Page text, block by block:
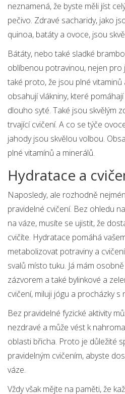
neznamená, že byste měli jíst
pečivo. Zdravé sacharidy, jako
quinoa, batáty a ovoce, jsou
Bátáty, nebo také sladké
oblíbenou potravinou, nejen pro
také proto, že jsou plné
obsahují vlákniny, které
dlouho syté. Také jsou skvělým
trvající cvičení. A co se týče
jahody jsou skvělou volbou.
plné vitamínů a minerálů.
Hydratace a
Naposledy, ale rozhodně
pravidelné cvičení. Bez ohledu
na váze, musíte se ujistit, že
cvičíte. Hydratace pomáhá
metabolizovat potraviny a
svalů místo tuku. Já mám
zázvorem a také bylinkové a
cvičení, miluji jógu a procházky s
Bez pravidelné fyzické aktivity
nezdravé a může vést k
oblasti břicha. Proto je důležité
pravidelným cvičením, abyste
váze.
Vždy však mějte na paměti, že